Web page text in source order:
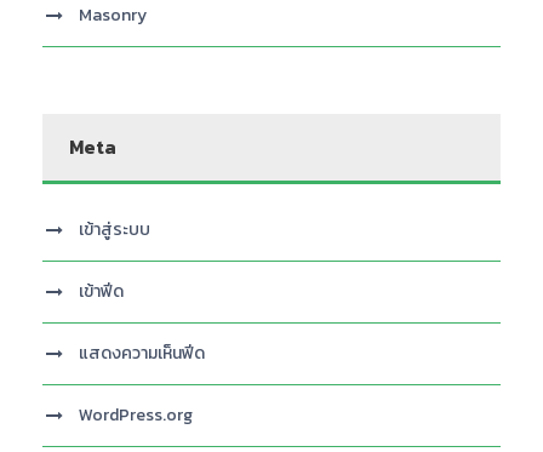
Masonry
Meta
เข้าสู่ระบบ
เข้าฟีด
แสดงความเห็นฟีด
WordPress.org